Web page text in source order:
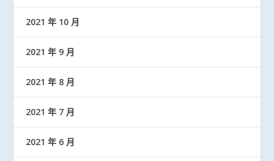
2021 年 10 月
2021 年 9 月
2021 年 8 月
2021 年 7 月
2021 年 6 月